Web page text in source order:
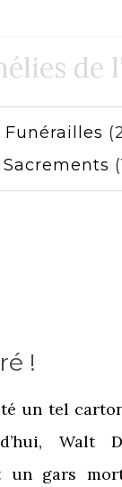
de
Funérailles
Sacrements
!
un tel
Walt
un gars